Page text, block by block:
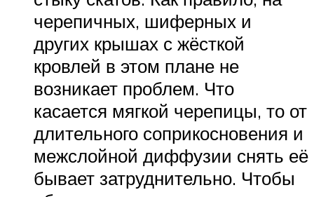
черепичных, шиферных и
других крышах с жёсткой
кровлей в этом плане не
возникает проблем. Что
касается мягкой черепицы, то от
длительного соприкосновения и
межслойной диффузии снять её
бывает затруднительно. Чтобы